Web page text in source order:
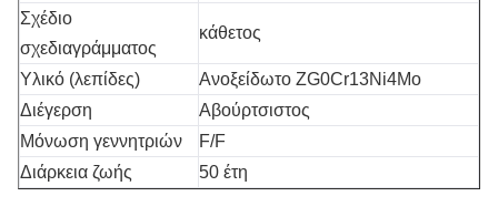
Σχέδιο
σχεδιαγράμματος
κάθετος
Υλικό (λεπίδες)
Ανοξείδωτο ZG0Cr13Ni4Mo
Διέγερση
Αβούρτσιστος
Μόνωση γεννητριών
F/F
Διάρκεια ζωής
50 έτη